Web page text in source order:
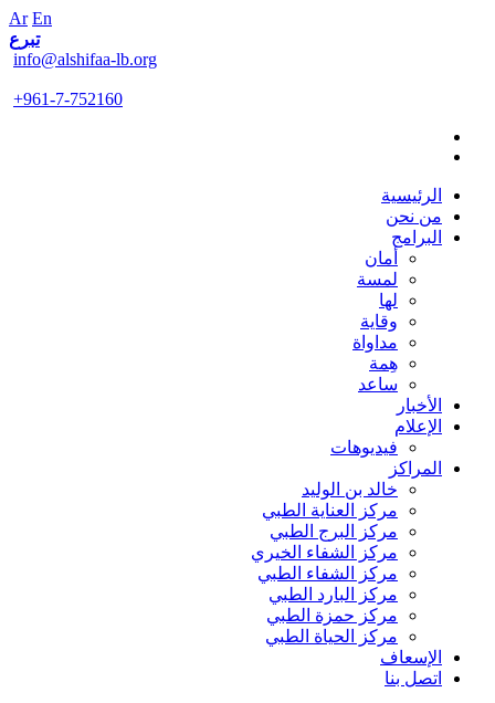
Ar En
تبرع
info@alshifaa-lb.org
+961-7-752160
الرئيسية
من نحن
البرامج
أمان
لمسة
لها
وقاية
مداواة
هِمة
ساعد
الأخبار
الإعلام
فيديوهات
المراكز
خالد بن الوليد
مركز العناية الطبي
مركز البرج الطبي
مركز الشفاء الخيري
مركز الشفاء الطبي
مركز البارد الطبي
مركز حمزة الطبي
مركز الحياة الطبي
الإسعاف
اتصل بنا